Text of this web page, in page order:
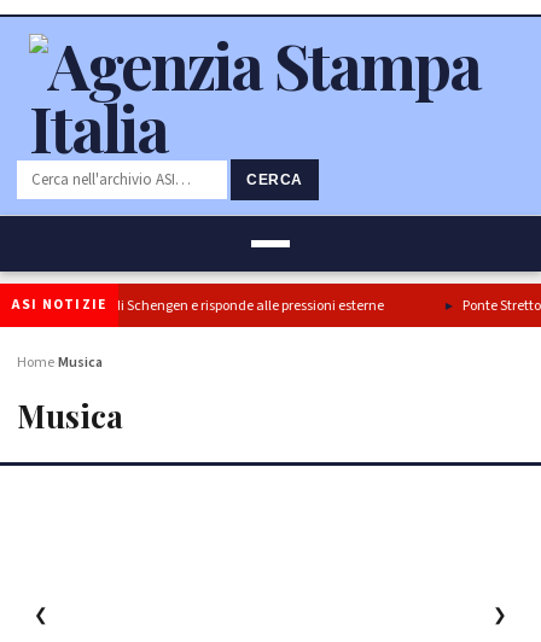
CERCA
ASI NOTIZIE
il blocco di Schengen e risponde alle pressioni esterne Ponte Stretto:
HomeMusica
Musica
❮ ❯